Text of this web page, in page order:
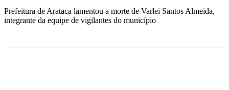
Prefeitura de Arataca lamentou a morte de Varlei Santos Almeida,
integrante da equipe de vigilantes do município